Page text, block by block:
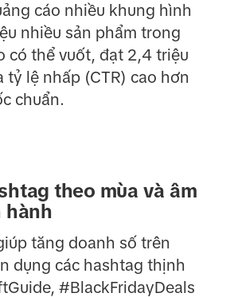
cáo nhiều khung hình
nhiều sản phẩm trong
có thể vuốt, đạt 2,4 triệu
tỷ lệ nhấp (CTR) cao hơn
chuẩn.
theo mùa và âm
hành
tăng doanh số trên
dụng các hashtag thịnh
#BlackFridayDeals